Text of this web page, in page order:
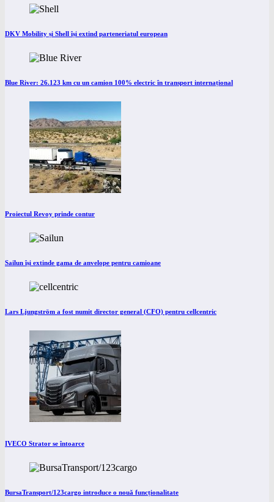
DKV Mobility și Shell își extind parteneriatul european
Blue River: 26.123 km cu un camion 100% electric în transport internațional
Proiectul Revoy prinde contur
Sailun își extinde gama de anvelope pentru camioane
Lars Ljungström a fost numit director general (CFO) pentru cellcentric
IVECO Strator se întoarce
BursaTransport/123cargo introduce o nouă funcționalitate